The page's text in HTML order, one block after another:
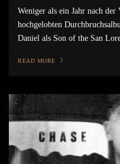
Weniger als ein Jahr nach
hochgelobten
Daniel als Son of the San
READ MORE